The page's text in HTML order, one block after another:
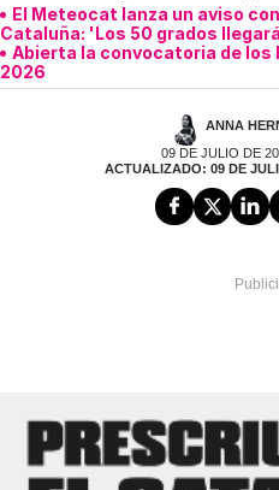
El Meteocat lanza un aviso
Cataluña: 'Los 50 grados
Abierta la convocatoria de
2026
ANNA
09 DE JULIO DE
ACTUALIZADO: 09 DE